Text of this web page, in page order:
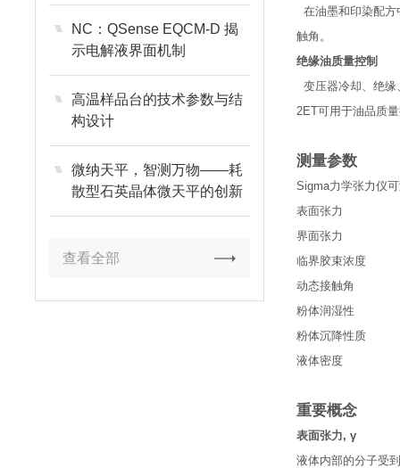
NC：QSense EQCM-D 揭
示电解液界面机制
高温样品台的技术参数与结
构设计
微纳天平，智测万物——耗
散型石英晶体微天平的创新
应用
查看全部
在油墨和印染配方
触角。
绝缘油质量控制
变压器冷却、绝缘
2ET
可用于油品质
测量参数
Sigma力学张力仪
表面张力
界面张力
临界胶束浓度
动态接触角
粉体润湿性
粉体沉降性质
液体密度
重要概念
表面张力, γ
液体内部的分子受